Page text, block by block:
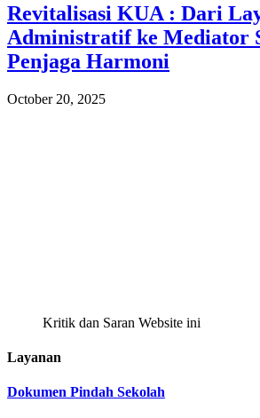
Revitalisasi KUA : Dari
Administratif ke Mediator
Penjaga Harmoni
October 20, 2025
Kritik dan Saran Website ini
Layanan
Dokumen Pindah Sekolah